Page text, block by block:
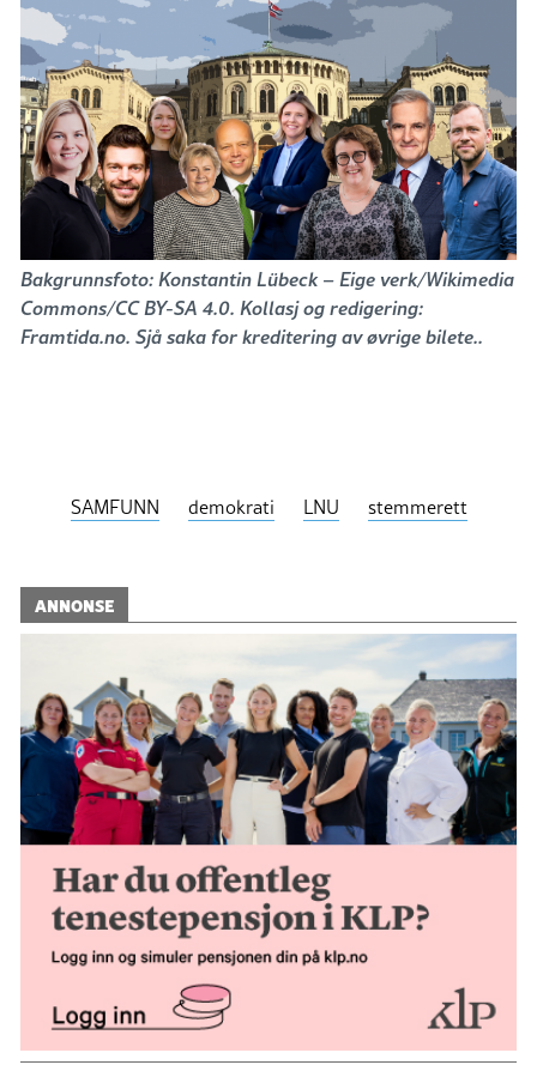
Bakgrunnsfoto: Konstantin Lübeck – Eige verk/Wikimedia
Commons/CC BY-SA 4.0. Kollasj og redigering:
Framtida.no. Sjå saka for kreditering av øvrige bilete..
SAMFUNN demokrati LNU stemmerett
ANNONSE